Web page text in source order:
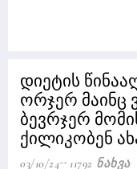
დიეტის
ორჯერ მაინც
ბევრჯერ
ქილიკობენ
03/10/24 11792 Ნახვა